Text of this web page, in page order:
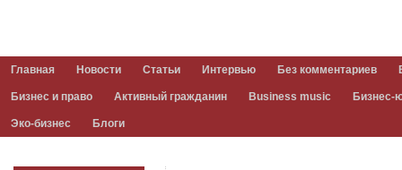
Главная Новости Статьи Интервью Без комментариев
Бизнес и право Активный гражданин Business music Бизнес-
Эко-бизнес Блоги